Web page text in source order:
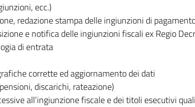
ecc.)
redazione stampa delle ingiunzioni di
e notifica delle ingiunzioni fiscali ex Regio
di entrata
corrette ed aggiornamento dei dati
discarichi, rateazione)
all’ingiunzione fiscale e dei titoli esecutivi